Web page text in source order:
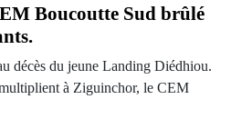
Boucoutte Sud brûlé
décès du jeune Landing Diédhiou.
à Ziguinchor, le CEM